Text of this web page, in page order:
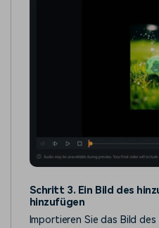
Schritt 3. Ein Bild des
hinzufügen
Importieren Sie das Bild